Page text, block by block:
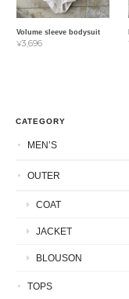
Volume sleeve bodysuit
¥3,696
CATEGORY
MEN’S
OUTER
COAT
JACKET
BLOUSON
TOPS